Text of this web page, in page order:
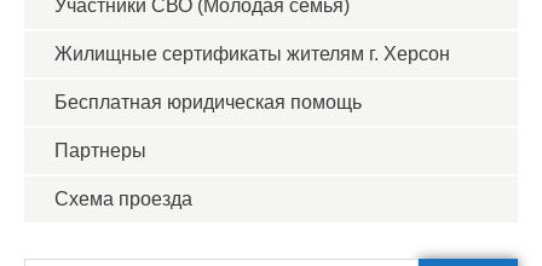
Участники СВО (Молодая семья)
Жилищные сертификаты жителям г. Херсон
Бесплатная юридическая помощь
Партнеры
Схема проезда